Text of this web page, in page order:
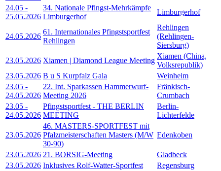
24.05 -
25.05.2026
34. Nationale Pfingst-Mehrkämpfe
Limburgerhof
Limburgerhof
24.05.2026
61. Internationales Pfingstsportfest
Rehlingen
Rehlingen
(Rehlingen-
Siersburg)
23.05.2026 Xiamen | Diamond League Meeting
Xiamen (China,
Volksrepublik)
23.05.2026 B u S Kurpfalz Gala
Weinheim
23.05 -
24.05.2026
22. Int. Sparkassen Hammerwurf-
Meeting 2026
Fränkisch-
Crumbach
23.05 -
24.05.2026
Pfingstsportfest - THE BERLIN
MEETING
Berlin-
Lichterfelde
23.05.2026
46. MASTERS-SPORTFEST mit
Pfalzmeisterschaften Masters (M/W
30-90)
Edenkoben
23.05.2026 21. BORSIG-Meeting
Gladbeck
23.05.2026 Inklusives Rolf-Watter-Sportfest
Regensburg